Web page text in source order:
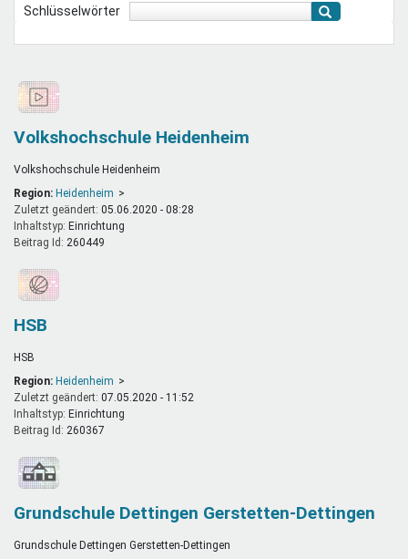
Schlüsselwörter
Volkshochschule Heidenheim
Volkshochschule Heidenheim
Region: Heidenheim
Zuletzt geändert: 05.06.2020 - 08:28
Inhaltstyp:
einrichtung
Beitrag Id: 260449
HSB
HSB
Region: Heidenheim
Zuletzt geändert: 07.05.2020 - 11:52
Inhaltstyp:
einrichtung
Beitrag Id: 260367
Grundschule Dettingen Gerstetten-Dettingen
Grundschule Dettingen Gerstetten-Dettingen